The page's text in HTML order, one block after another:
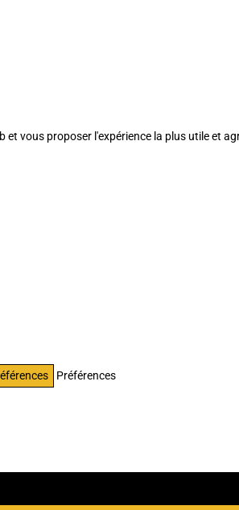
vous proposer l'expérience la plus utile et
Préférences